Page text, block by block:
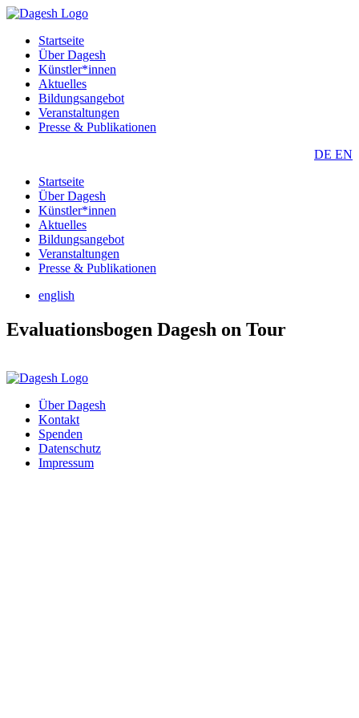
Startseite
Über Dagesh
Künstler*innen
Aktuelles
Bildungsangebot
Veranstaltungen
Presse & Publikationen
DE EN
Startseite
Über Dagesh
Künstler*innen
Aktuelles
Bildungsangebot
Veranstaltungen
Presse & Publikationen
english
Evaluationsbogen Dagesh on Tour
Über Dagesh
Kontakt
Spenden
Datenschutz
Impressum